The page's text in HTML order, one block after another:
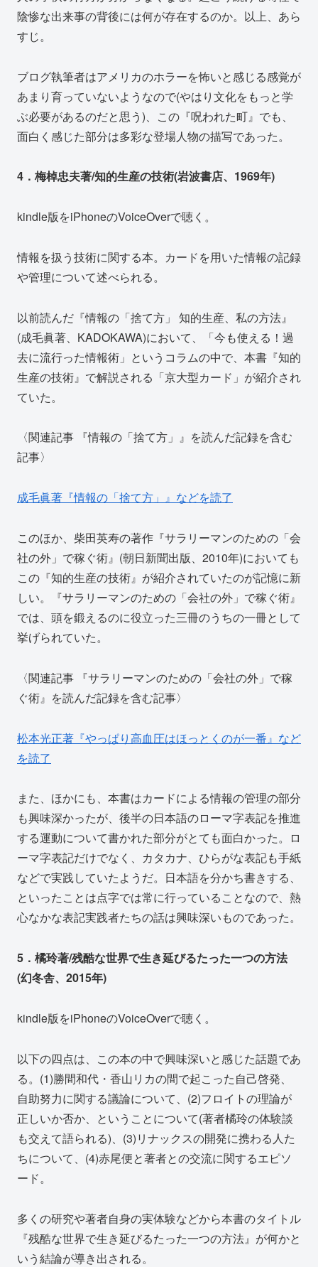
陰惨な出来事の背後には何が存在するのか。以上、あら
すじ。
ブログ執筆者はアメリカのホラーを怖いと感じる感覚が
あまり育っていないようなので(やはり文化をもっと学
ぶ必要があるのだと思う)、この『呪われた町』でも、
面白く感じた部分は多彩な登場人物の描写であった。
4．梅棹忠夫著/知的生産の技術(岩波書店、1969年)
kindle版をiPhoneのVoiceOverで聴く。
情報を扱う技術に関する本。カードを用いた情報の記録
や管理について述べられる。
以前読んだ『情報の「捨て方」 知的生産、私の方法』
(成毛眞著、KADOKAWA)において、「今も使える！過
去に流行った情報術」というコラムの中で、本書『知的
生産の技術』で解説される「京大型カード」が紹介され
ていた。
〈関連記事 『情報の「捨て方」』を読んだ記録を含む
記事〉
成毛眞著『情報の「捨て方」』などを読了
このほか、柴田英寿の著作『サラリーマンのための「会
社の外」で稼ぐ術』(朝日新聞出版、2010年)においても
この『知的生産の技術』が紹介されていたのが記憶に新
しい。『サラリーマンのための「会社の外」で稼ぐ術』
では、頭を鍛えるのに役立った三冊のうちの一冊として
挙げられていた。
〈関連記事 『サラリーマンのための「会社の外」で稼
ぐ術』を読んだ記録を含む記事〉
松本光正著『やっぱり高血圧はほっとくのが一番』など
を読了
また、ほかにも、本書はカードによる情報の管理の部分
も興味深かったが、後半の日本語のローマ字表記を推進
する運動について書かれた部分がとても面白かった。ロ
ーマ字表記だけでなく、カタカナ、ひらがな表記も手紙
などで実践していたようだ。日本語を分かち書きする、
といったことは点字では常に行っていることなので、熱
心なかな表記実践者たちの話は興味深いものであった。
5．橘玲著/残酷な世界で生き延びるたった一つの方法
(幻冬舎、2015年)
kindle版をiPhoneのVoiceOverで聴く。
以下の四点は、この本の中で興味深いと感じた話題であ
る。(1)勝間和代・香山リカの間で起こった自己啓発、
自助努力に関する議論について、(2)フロイトの理論が
正しいか否か、ということについて(著者橘玲の体験談
も交えて語られる)、(3)リナックスの開発に携わる人た
ちについて、(4)赤尾便と著者との交流に関するエピソ
ード。
多くの研究や著者自身の実体験などから本書のタイトル
『残酷な世界で生き延びるたった一つの方法』が何かと
いう結論が導き出される。